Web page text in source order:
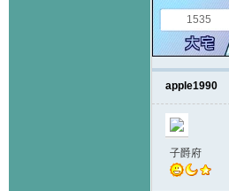
1535
apple1990
子爵府